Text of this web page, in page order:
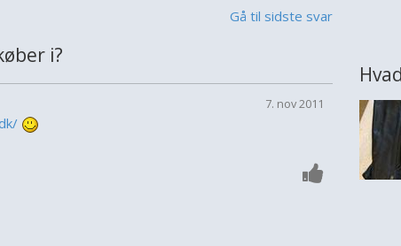
Gå til sidste svar
i?
7. nov 2011